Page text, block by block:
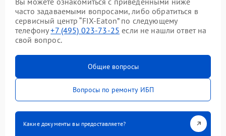
часто задаваемыми вопросами, либо обратиться в
сервисный центр “FIX-Eaton” по следующему
телефону+7 (495) 023-73-25 если не нашли ответ на
свой вопрос.
Общие вопросы
Вопросы по ремонту ИБП
Какие документы вы предоставляете?